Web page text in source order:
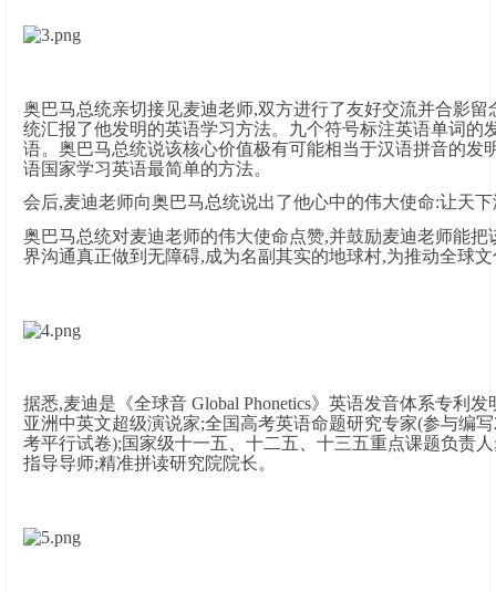
奥巴马总统亲切接见麦迪老师,双方进行了友好交流并合影留
统汇报了他发明的英语学习方法。九个符号标注英语单词的
语。奥巴马总统说该核心价值极有可能相当于汉语拼音的发
语国家学习英语最简单的方法。
会后,麦迪老师向奥巴马总统说出了他心中的伟大使命:让天
奥巴马总统对麦迪老师的伟大使命点赞,并鼓励麦迪老师能把
界沟通真正做到无障碍,成为名副其实的地球村,为推动全球
据悉,麦迪是《全球音 Global Phonetics》英语发音体系专利
亚洲中英文超级演说家;全国高考英语命题研究专家(参与编写
考平行试卷);国家级十一五、十二五、十三五重点课题负责
指导导师;精准拼读研究院院长。